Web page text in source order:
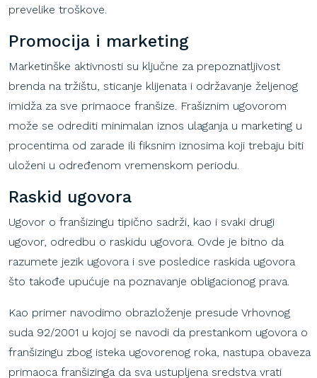
prevelike troškove.
Promocija i marketing
Marketinške aktivnosti su ključne za prepoznatljivost
brenda na tržištu, sticanje klijenata i održavanje željenog
imidžaza sve primaoce franšize. Frašiznim ugovorom
može se odrediti minimalan iznos ulaganjau marketing u
procentima od zarade ili fiksnim iznosimakoji trebaju biti
uloženi u određenom vremenskom periodu.
Raskid ugovora
Ugovor o franšizingu tipično sadrži, kao i svaki drugi
ugovor, odredbu o raskidu ugovora. Ovde je bitno da
razumete jezik ugovora i sve posledice raskida ugovora
što takođe upućuje na poznavanje obligacionog prava.
Kao primer navodimo obrazloženje presude Vrhovnog
suda 92/2001 u kojoj se navodi da prestankom ugovora o
franšizingu zbog isteka ugovorenog roka, nastupa obaveza
primaoca franšizinga da sva ustupljena sredstva vrati